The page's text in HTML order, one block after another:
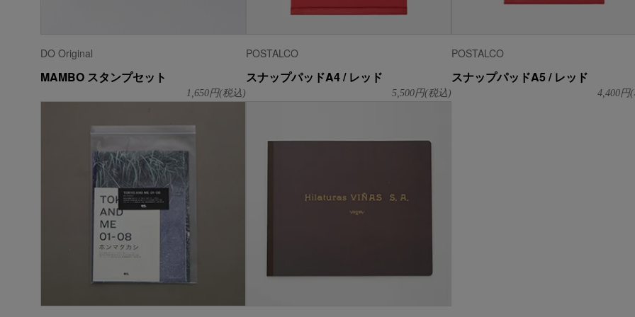
DO Original
MAMBO スタンプセット
1,650円(税込)
POSTALCO
スナップパッドA4 / レッド
5,500円(税込)
POSTALCO
スナップパッドA5 / レッド
4,400円